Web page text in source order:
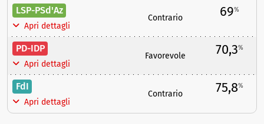
LSP-PSd'Az
Apri dettagli
Contrario 69%
PD-IDP
Apri dettagli
Favorevole 70,3%
FdI
Apri dettagli
Contrario 75,8%